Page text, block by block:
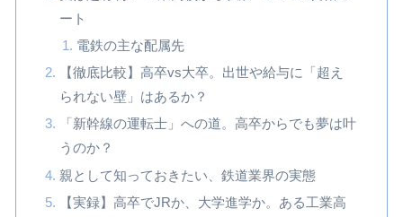
ート
電鉄の主な配属先
【徹底比較】高卒vs大卒。出世や給与に「超え
られない壁」はあるか？
「新幹線の運転士」への道。高卒からでも夢は叶
うのか？
親として知っておきたい、鉄道業界の実態
【実録】高卒でJRか、大学進学か。ある工業高